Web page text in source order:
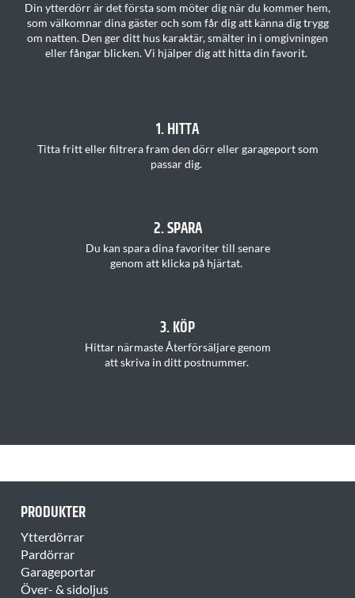
Din ytterdörr är det första som möter dig när du kommer hem,
som välkomnar dina gäster och som får dig att känna dig trygg
om natten. Den ger ditt hus karaktär, smälter in i omgivningen
eller fångar blicken.Vi hjälper dig att hitta din favorit.
1. HITTA
Tittafritteller filtrera fram den dörr eller garageport som
passardig.
2. SPARA
Du kan spara dina favoritertill senare
genom att klicka på hjärtat.
3. KÖP
Hittarnärmaste Återförsäljare genom
att skriva in ditt postnummer.
PRODUKTER
Ytterdörrar
Pardörrar
Garageportar
Över- & sidoljus